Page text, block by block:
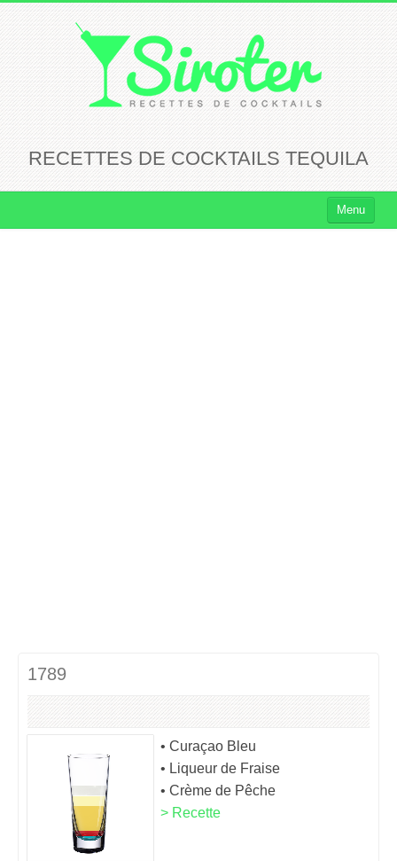
RECETTES DE COCKTAILS TEQUILA
Menu
1789
• Curaçao Bleu
• Liqueur de Fraise
• Crème de Pêche
> Recette